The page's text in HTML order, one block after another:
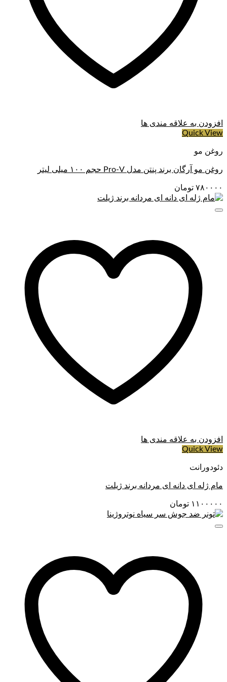
جذب بهتر محصولات مراقبتی
کاهش کدری و خستگی پوست
کمک به جلوگیری از بسته‌شدن منافذ
بهبود کیفیت و سلامت کلی پوست
افزودن به علاقه مندی ها
Quick View
روغن مو
روغن مو آرگان برند پنتن مدل Pro-V حجم ۱۰۰ میلی لیتر
۷۸۰۰۰۰ تومان
افزودن به علاقه مندی ها
Quick View
دئودورانت
مام ژله ای دانه ای مردانه برند ژیلت
۱۱۰۰۰۰۰ تومان